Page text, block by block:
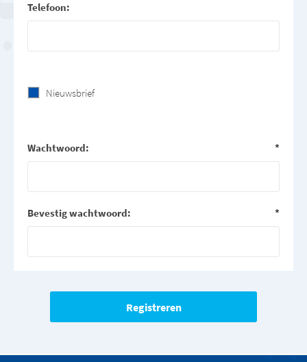
Telefoon:
Nieuwsbrief
Wachtwoord: *
Bevestig wachtwoord: *